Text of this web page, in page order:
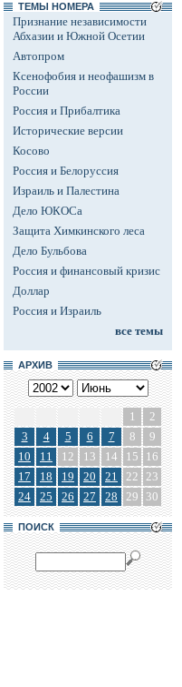
ТЕМЫ НОМЕРА
Признание независимости
Абхазии и Южной Осетии
Автопром
Ксенофобия и неофашизм в
России
Россия и Прибалтика
Исторические версии
Косово
Россия и Белоруссия
Израиль и Палестина
Дело ЮКОСа
Защита Химкинского леса
Дело Бульбова
Россия и финансовый кризис
Доллар
Россия и Израиль
все темы
АРХИВ
1
2
3
4 5 6 7 8
9
10
11 12 13 14 15
16
17
18 19 20 21 22 23
24
25 26 27 28 29 30
ПОИСК